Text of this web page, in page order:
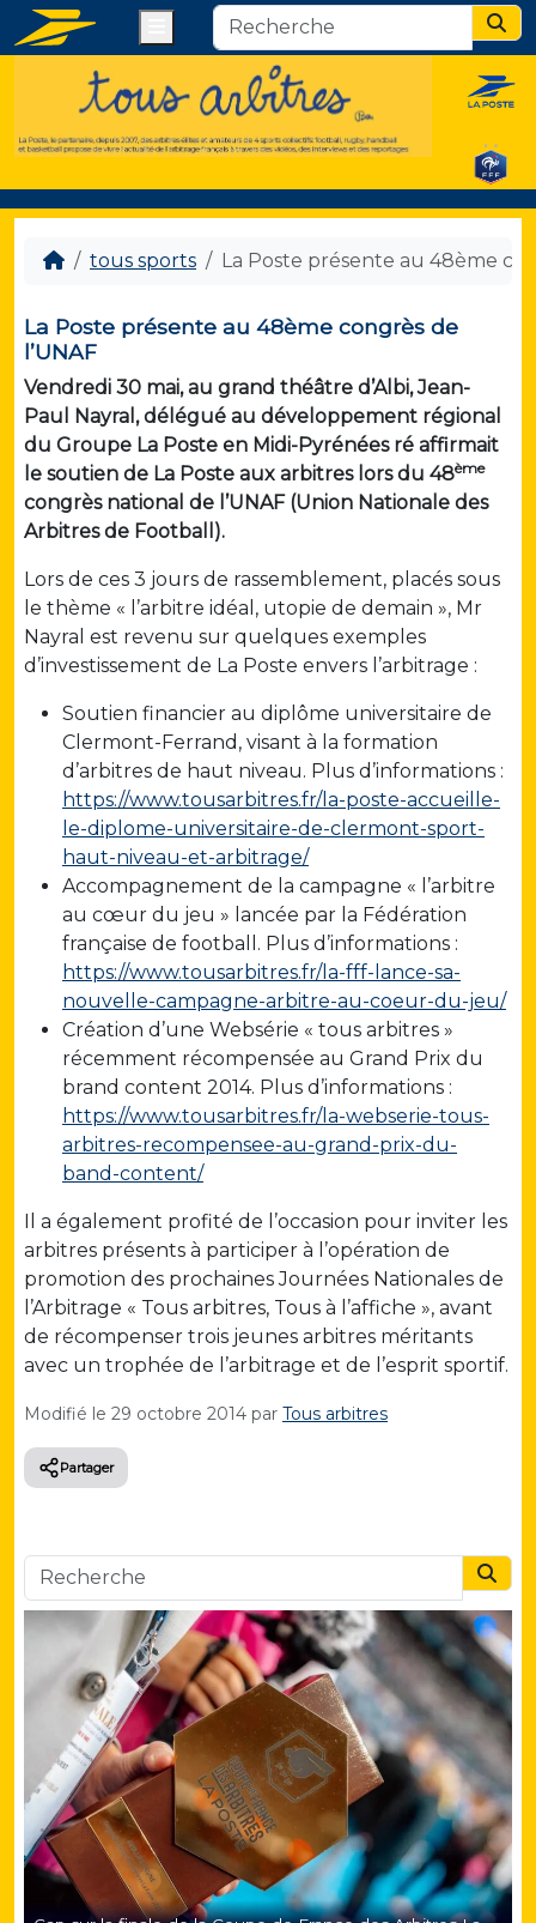
tous sports La Poste présente au 48ème
La Poste présente au 48ème congrès de
l’UNAF
Vendredi 30 mai, au grand théâtre d’Albi, Jean-
Paul Nayral, délégué au développement régional
du Groupe La Poste en Midi-Pyrénées ré affirmait
le soutien de La Poste aux arbitres lors du 48ème
congrès national de l’UNAF (Union Nationale des
Arbitres de Football).
Lors de ces 3 jours de rassemblement, placés sous
le thème « l’arbitre idéal, utopie de demain », Mr
Nayral est revenu sur quelques exemples
d’investissement de La Poste envers l’arbitrage :
Soutien financier au diplôme universitaire de
Clermont-Ferrand, visant à la formation
d’arbitres de haut niveau. Plus d’informations :
https://www.tousarbitres.fr/la-poste-accueille-
le-diplome-universitaire-de-clermont-sport-
haut-niveau-et-arbitrage/
Accompagnement de la campagne « l’arbitre
au cœur du jeu » lancée par la Fédération
française de football. Plus d’informations :
https://www.tousarbitres.fr/la-fff-lance-sa-
nouvelle-campagne-arbitre-au-coeur-du-jeu/
Création d’une Websérie « tous arbitres »
récemment récompensée au Grand Prix du
brand content 2014. Plus d’informations :
https://www.tousarbitres.fr/la-webserie-tous-
arbitres-recompensee-au-grand-prix-du-
band-content/
Il a également profité de l’occasion pour inviter les
arbitres présents à participer à l’opération de
promotion des prochaines Journées Nationales de
l’Arbitrage « Tous arbitres, Tous à l’affiche », avant
de récompenser trois jeunes arbitres méritants
avec un trophée de l’arbitrage et de l’esprit sportif.
Modifié le 29 octobre 2014 par Tous arbitres
Partager